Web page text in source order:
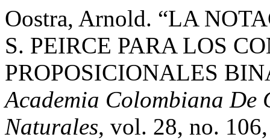
Oostra, Arnold. “LA
S. PEIRCE PARA LOS
PROPOSICIONALES
Academia Colombiana De
Naturales, vol. 28, no.